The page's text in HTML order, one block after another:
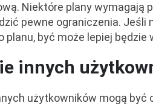
Niektóre plany wymagają
pewne ograniczenia. Jeśli
planu, być może lepiej
innych
użytkowników mogą